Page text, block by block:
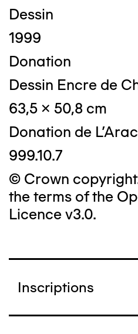
Dessin
1999
Donation
Dessin Encre de
63,5 x 50,8 cm
Donation de
999.10.7
© Crown
the terms of the
Licence v3.0.
Inscriptions